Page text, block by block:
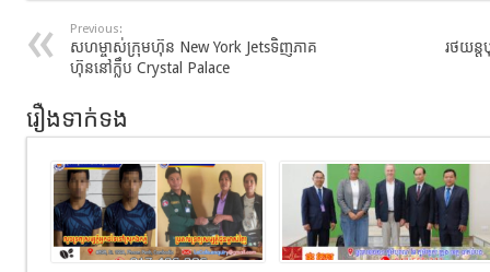
Previous:
សហម្ចាស់ក្រុមហ៊ុន New York Jetsទិញភាគ
ហ៊ុននៅក្លឹប Crystal Palace
រថយន្ត
រឿងទាក់ទង